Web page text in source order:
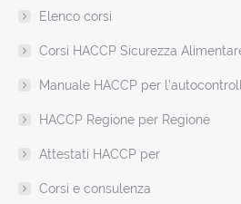
new
window
new
window
new
windowwindowwindowwindow
new
Elenco corsi
Corsi HACCP Sicurezza
Manuale HACCP per
HACCP Regione per Regione
Attestati HACCP per
Corsi e consulenza